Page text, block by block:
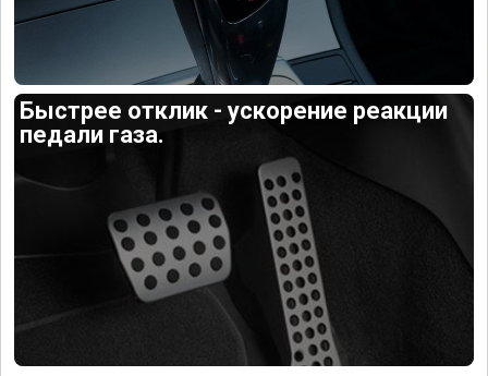
Быстрее отклик - ускорение реакции
педали газа.